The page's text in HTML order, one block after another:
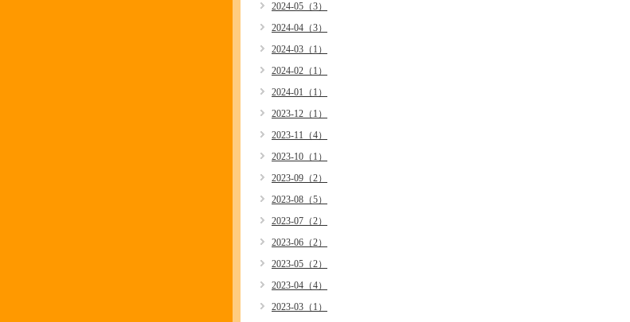
2024-05（3）
2024-04（3）
2024-03（1）
2024-02（1）
2024-01（1）
2023-12（1）
2023-11（4）
2023-10（1）
2023-09（2）
2023-08（5）
2023-07（2）
2023-06（2）
2023-05（2）
2023-04（4）
2023-03（1）